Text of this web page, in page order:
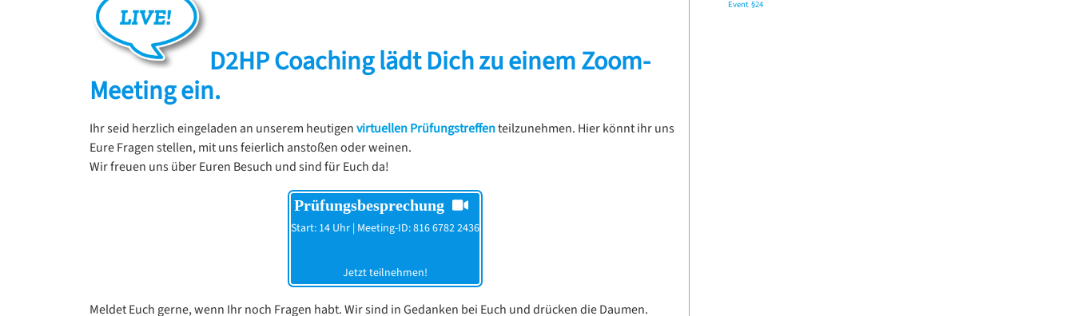
D2HP Coaching lädt Dichzu einem Zoom-
Meeting ein.
Ihr seid herzlich eingeladen an unserem heutigenvirtuellen Prüfungstreffenteilzunehmen. Hier könnt ihr uns
Eure Fragen stellen, mit uns feierlich anstoßen oder weinen.
Wir freuen uns über Euren Besuch und sind für Euch da!
Prüfungsbesprechung
Start: 14 Uhr | Meeting-ID: 816 6782 2436
Jetzt teilnehmen!
Meldet Euch gerne, wenn Ihr noch Fragen habt. Wir sind in Gedanken bei Euch und drücken die Daumen.
Event §24